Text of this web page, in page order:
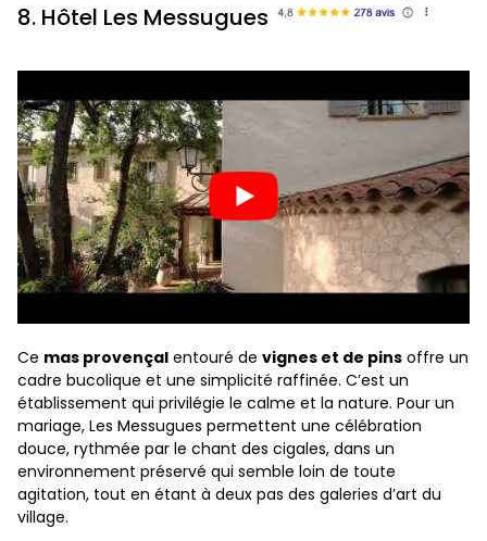
8. Hôtel Les Messugues
Ce mas provençal entouré de vignes et de pins offre un
cadre bucolique et une simplicité raffinée. C’est un
établissement qui privilégie le calme et la nature. Pour un
mariage, Les Messugues permettent une célébration
douce, rythmée par le chant des cigales, dans un
environnement préservé qui semble loin de toute
agitation, tout en étant à deux pas des galeries d’art du
village.